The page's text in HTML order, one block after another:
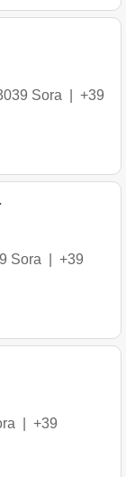
Sora
+39
Sora
+39
+39